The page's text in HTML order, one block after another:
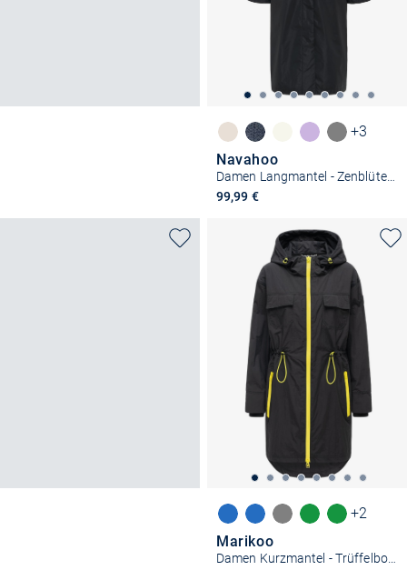
+3
Navahoo
Damen Langmantel - Zenblüte 14
99,99 €
+2
Marikoo
Damen Kurzmantel - Trüffelbonbon 16